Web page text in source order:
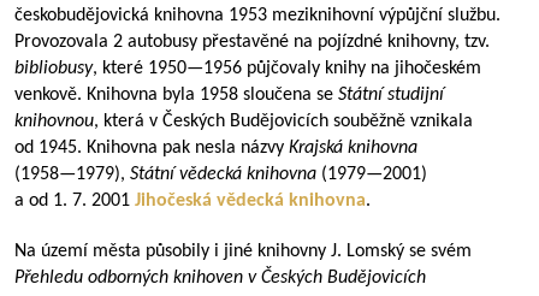
českobudějovická knihovna 1953 meziknihovní výpůjční službu.
Provozovala 2 autobusy přestavěné na pojízdné knihovny, tzv.
bibliobusy, které 1950—1956 půjčovaly knihy na jihočeském
venkově. Knihovna byla 1958 sloučena se Státní studijní
knihovnou, která v Českých Budějovicích souběžně vznikala
od 1945. Knihovna pak nesla názvy Krajská knihovna
(1958—1979), Státní vědecká knihovna (1979—2001)
a od 1. 7. 2001 Jihočeská vědecká knihovna.
Na území města působily i jiné knihovny J. Lomský se svém
Přehledu odborných knihoven v Českých Budějovicích